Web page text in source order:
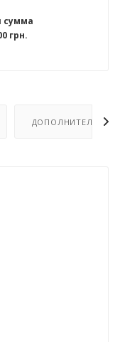
сумма
грн.
ДОПОЛНИТЕЛЬНО